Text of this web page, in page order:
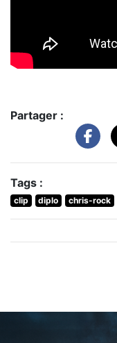
Partager :
Tags :
clip diplo chris-rock